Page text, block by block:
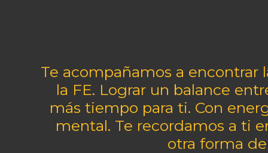
Te acompañamos a
la FE. Lograr un balance
más tiempo para ti. Con
mental. Te recordamos a ti
otra forma